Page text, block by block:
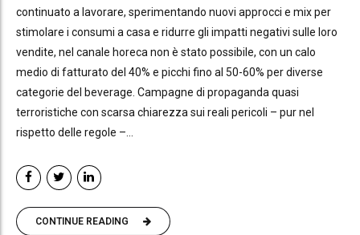
continuato a lavorare, sperimentando nuovi approcci e mix per
stimolare i consumi a casa e ridurre gli impatti negativi sulle loro
vendite, nel canale horeca non è stato possibile, con un calo
medio di fatturato del 40% e picchi fino al 50-60% per diverse
categorie del beverage. Campagne di propaganda quasi
terroristiche con scarsa chiarezza sui reali pericoli – pur nel
rispetto delle regole –...
CONTINUE READING